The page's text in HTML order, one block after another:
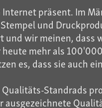
präsent. Im
und
wir meinen, dass
mehr als
es, dass sie auch
Standrads